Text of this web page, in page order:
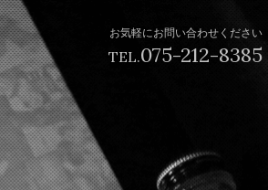
お気軽にお問い合わせください
TEL.075-212-8385